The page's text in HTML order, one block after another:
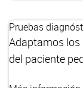
Pruebas
Adaptamos
del paciente